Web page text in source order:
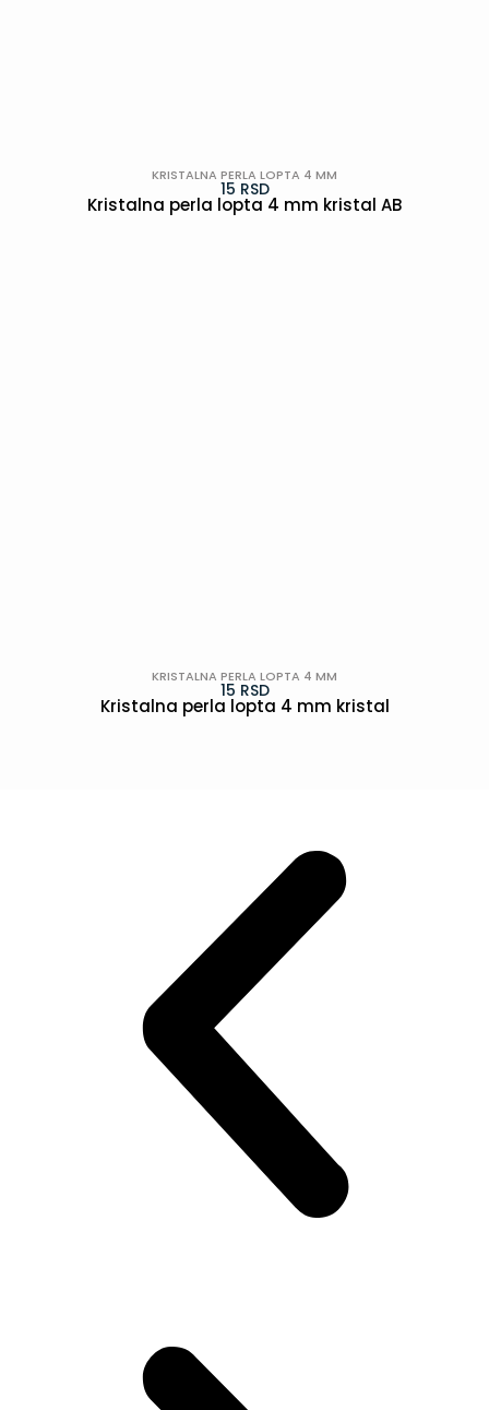
KRISTALNA PERLA LOPTA 4 MM
15 RSD
Kristalna perla lopta 4 mm kristal AB
KRISTALNA PERLA LOPTA 4 MM
15 RSD
Kristalna perla lopta 4 mm kristal